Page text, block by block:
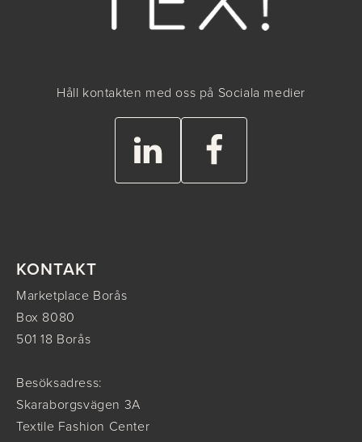
Håll kontakten med oss på Sociala medier
KONTAKT
Marketplace Borås
Box 8080
501 18 Borås
Besöksadress:
Skaraborgsvägen 3A
Textile Fashion Center